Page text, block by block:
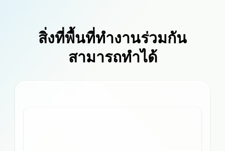
สิ่งที่พื้นที่ทำงานร่วมกัน
สามารถทำได้